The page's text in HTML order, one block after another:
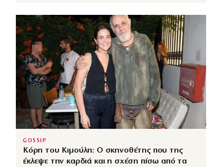
GOSSIP
Κόρη του Κιμούλη: Ο σκηνοθέτης που της
έκλεψε την καρδιά και η σχέση πίσω από τα